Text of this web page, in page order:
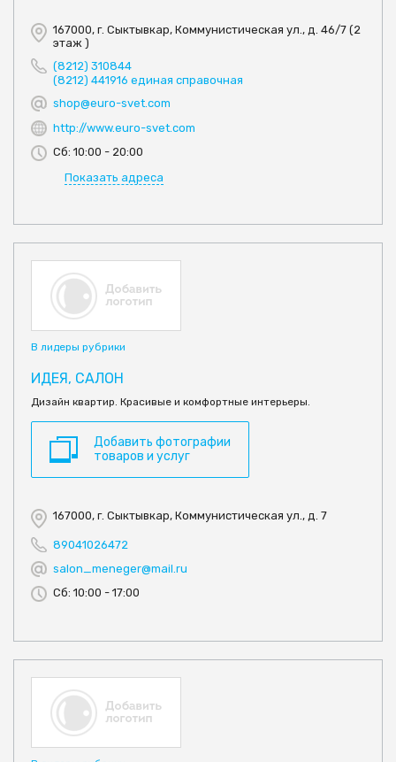
167000, г. Сыктывкар, Коммунистическая ул., д. 46/7 (2
этаж )
(8212) 310844
(8212) 441916 единая справочная
shop@euro-svet.com
http://www.euro-svet.com
Сб: 10:00 - 20:00
Показать адреса
В лидеры рубрики
ИДЕЯ, САЛОН
Дизайн квартир. Красивые и комфортные интерьеры.
Добавить фотографии
товаров и услуг
167000, г. Сыктывкар, Коммунистическая ул., д. 7
89041026472
salon_meneger@mail.ru
Сб: 10:00 - 17:00